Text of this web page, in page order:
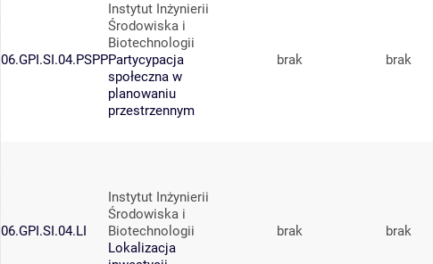
06.GPI.SI.04.PSPP
Instytut Inżynierii
Środowiska i
Biotechnologii
Partycypacja
społeczna w
planowaniu
przestrzennym
brak brak
06.GPI.SI.04.LI
Instytut Inżynierii
Środowiska i
Biotechnologii
Lokalizacja
brak brak